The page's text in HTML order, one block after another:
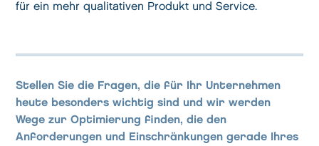
für ein mehr qualitativen Produkt und Service.
Stellen Sie die Fragen, die für Ihr Unternehmen
heute besonders wichtig sind und wir werden
Wege zur Optimierung finden, die den
Anforderungen und Einschränkungen gerade Ihres